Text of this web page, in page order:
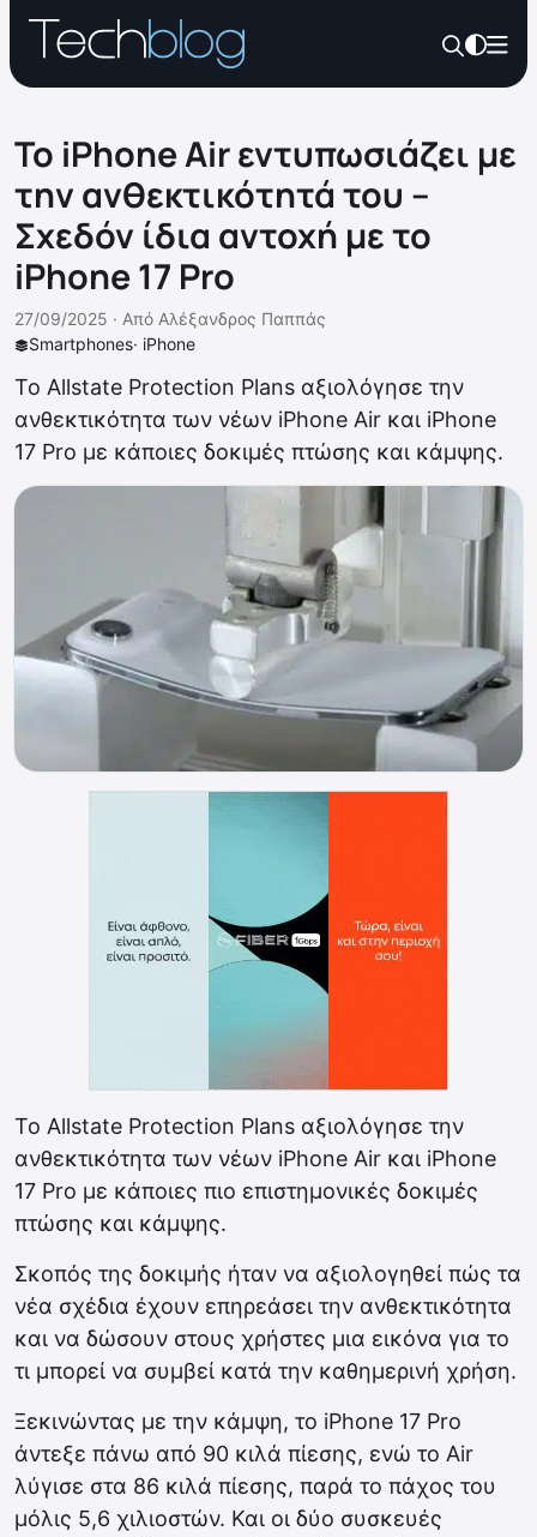
Το iPhone Air εντυπωσιάζει με
την ανθεκτικότητά του –
Σχεδόν ίδια αντοχή με το
iPhone 17 Pro
Smartphones· iPhone
27/09/2025 · Από Αλέξανδρος Παππάς
Το Allstate Protection Plans αξιολόγησε την
ανθεκτικότητα των νέων iPhone Air και iPhone
17 Pro με κάποιες δοκιμές πτώσης και κάμψης.
Το Allstate Protection Plans αξιολόγησε την
ανθεκτικότητα των νέων iPhone Air και iPhone
17 Pro με κάποιες πιο επιστημονικές δοκιμές
πτώσης και κάμψης.
Σκοπός της δοκιμής ήταν να αξιολογηθεί πώς τα
νέα σχέδια έχουν επηρεάσει την ανθεκτικότητα
και να δώσουν στους χρήστες μια εικόνα για το
τι μπορεί να συμβεί κατά την καθημερινή χρήση.
Ξεκινώντας με την κάμψη, το iPhone 17 Pro
άντεξε πάνω από 90 κιλά πίεσης, ενώ το Air
λύγισε στα 86 κιλά πίεσης, παρά το πάχος του
μόλις 5,6 χιλιοστών. Και οι δύο συσκευές